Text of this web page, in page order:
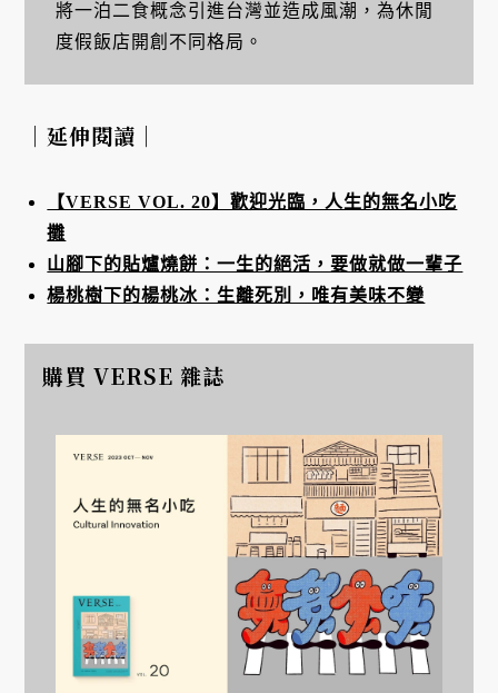
將一泊二食概念引進台灣並造成風潮，為休閒
度假飯店開創不同格局。
｜延伸閱讀｜
【VERSE VOL. 20】歡迎光臨，人生的無名小吃
攤
山腳下的貼爐燒餅：一生的絕活，要做就做一輩子
楊桃樹下的楊桃冰：生離死別，唯有美味不變
購買 VERSE 雜誌